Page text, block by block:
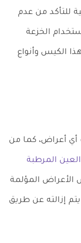
للتأكد من عدم
الخزعة
الكيس وأنواع
أي أعراض، كما من
المرطبة
المؤلمة
إزالته عن طريق